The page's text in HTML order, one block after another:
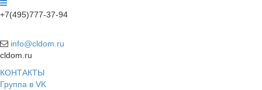
+7(495)777-37-94
info@cldom.ru
cldom.ru
КОНТАКТЫ
Группа в VK